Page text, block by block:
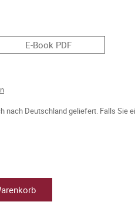
E-Book PDF
nach Deutschland geliefert. Falls Sie